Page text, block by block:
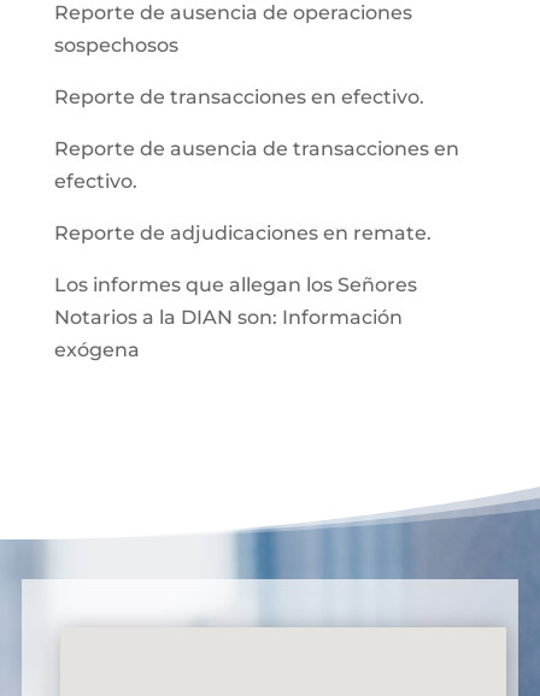
Reporte de ausencia de operaciones
sospechosos
Reporte de transacciones en efectivo.
Reporte de ausencia de transacciones en
efectivo.
Reporte de adjudicaciones en remate.
Los informes que allegan los Señores
Notarios a la DIAN son: Información
exógena